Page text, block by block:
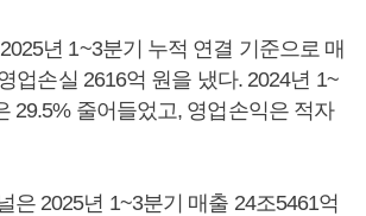
년 1~3분기 누적 연결 기준으로 매
업손실 2616억 원을 냈다. 2024년 1~
29.5% 줄어들었고, 영업손익은 적자
은 2025년 1~3분기 매출 24조5461억